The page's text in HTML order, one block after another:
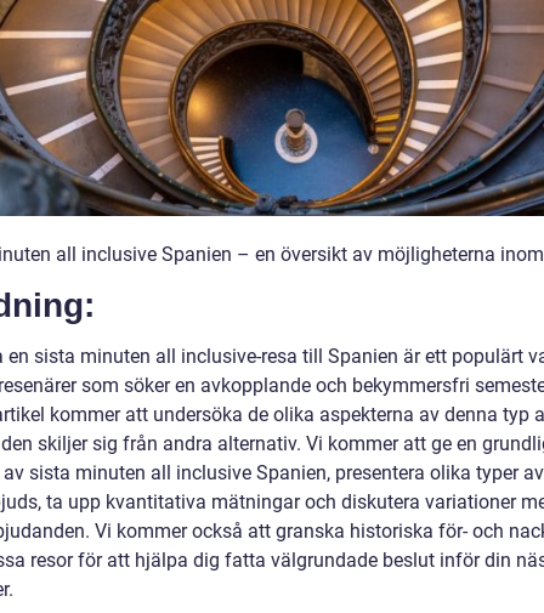
all inclusive Spanien – en översikt av möjligheterna
en sista minuten all inclusive-resa till Spanien är ett populärt
som söker en avkopplande och bekymmersfri
kommer att undersöka de olika aspekterna av denna typ
skiljer sig från andra alternativ. Vi kommer att ge en
sista minuten all inclusive Spanien, presentera olika typer
ta upp kvantitativa mätningar och diskutera variationer
Vi kommer också att granska historiska för- och
resor för att hjälpa dig fatta välgrundade beslut inför din